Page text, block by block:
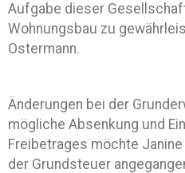
Aufgabe dieser
Wohnungsbau zu
Ostermann.
Änderungen bei der
mögliche Absenkung und
Freibetrages möchte
der Grundsteuer